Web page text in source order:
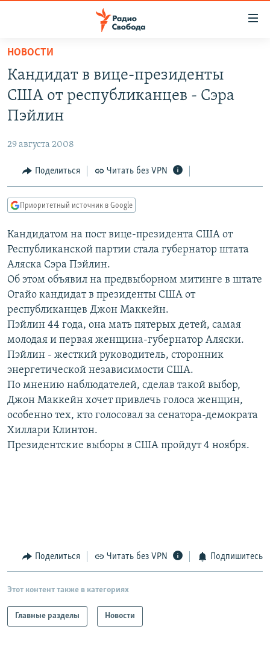
упрощенного
доступа
Вернуться
основному
Вернутся
Вернутся
поиску
ПОДКАСТЫ
АВТОРСКИЕ ПРОЕКТЫ
МНЕНИЯ
КУЛЬТУРА
КАВКАЗ.РЕАЛИИ
СЕВЕР.РЕАЛИИ
СИБИРЬ.РЕАЛИИ
РАСПИСАНИЕ ВЕЩАНИЯ
ПОДПИШИТЕСЬ НА РАССЫЛКУ
Все сайты РСЕ/РС
НОВОСТИ
Кандидат в вице-президенты
США от республиканцев - Сэра
Пэйлин
29 августа 2008
Поделиться Читать без VPN
Приоритетный источник в Google
Кандидатом на пост вице-президента США от
Республиканской партии стала губернатор штата
Аляска Сэра Пэйлин.
Об этом объявил на предвыборном митинге в штате
Огайо кандидат в президенты США от
республиканцев Джон Маккейн.
Пэйлин 44 года, она мать пятерых детей, самая
молодая и первая женщина-губернатор Аляски.
Пэйлин - жесткий руководитель, сторонник
энергетической независимости США.
По мнению наблюдателей, сделав такой выбор,
Джон Маккейн хочет привлечь голоса женщин,
особенно тех, кто голосовал за сенатора-демократа
Хиллари Клинтон.
Президентские выборы в США пройдут 4 ноября.
Поделиться Читать без VPN Подпишитесь
Этот контент также в категориях
Главные разделы Новости